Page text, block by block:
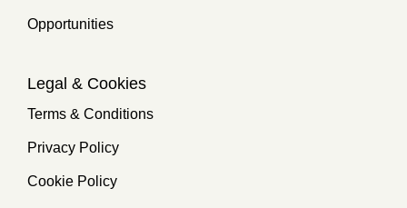
Opportunities
Legal & Cookies
Terms & Conditions
Privacy Policy
Cookie Policy